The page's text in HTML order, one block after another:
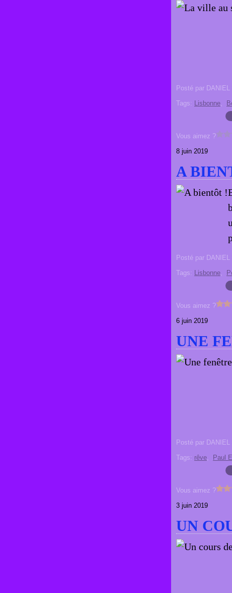
Posté par
Tags: Lisbonne,
Vous aimez ?
8 juin 2019
A
Posté par
Tags: Lisbonne,
Vous aimez ?
6 juin 2019
UNE
Posté par
Tags: rêve, Paul
Vous aimez ?
3 juin 2019
UN